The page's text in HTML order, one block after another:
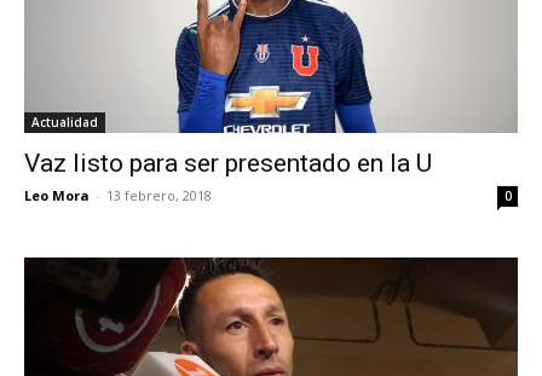
Actualidad
Vaz listo para ser presentado en la U
Leo Mora - 13 febrero, 2018 0